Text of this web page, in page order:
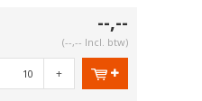
--,--
(--,-- Incl. btw)
+